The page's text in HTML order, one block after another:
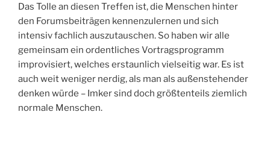
Das Tolle an diesen Treffen ist, die Menschen hinter
den Forumsbeiträgen kennenzulernen und sich
intensiv fachlich auszutauschen. So haben wir alle
gemeinsam ein ordentliches Vortragsprogramm
improvisiert, welches erstaunlich vielseitig war. Es ist
auch weit weniger nerdig, als man als außenstehender
denken würde – Imker sind doch größtenteils ziemlich
normale Menschen.